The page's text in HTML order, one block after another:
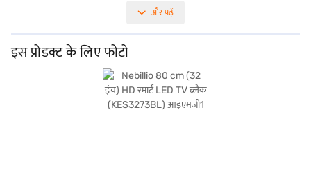
जिससे आपका समग्र विजुअल अनुभव बेहतर होता है. जबकि स्पीकर का प्रकार, HDMI पोर्ट की संख्या,
जैसे विशिष्ट विवरण उपलब्ध नहीं हैं, वहीं Nebillio स्मार्ट LED TV उन लोगों के लिए बनाया गया है जो
घर पर अच्छी क्वॉलिटी का मनोरंजन करना चाहते हैं. वेब सीरीज़ का आनंद लेने के लिए आदर्श, यह
आपके लिविंग रूम में एक बेहतरीन एडिशन है. Nebillio 80 सेमी 32 इंच HD स्मार्ट LED TV के
बारे में सभी आवश्यक जानकारी. अपना पसंदीदा वेरिएंट चुनने के बाद, आप बजाज मॉल पर TV देख
सकते हैं और इसे बजाज फाइनेंस पार्टनर स्टोर से खरीद सकते हैं. कुछ चरणों में अपनी योग्यता चेक करें
और बजाज फाइनेंस से आसान ईएमआई के माध्यम से बिना किसी फाइनेंशियल तनाव के अपने पसंदीदा
और पढ़ें
इस प्रोडक्ट के लिए फोटो